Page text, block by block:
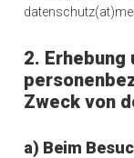
2. Erhebung
Zweck von
a) Beim